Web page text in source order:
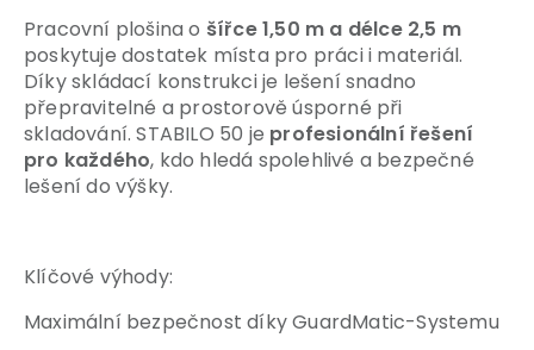
Pracovní plošina o šířce 1,50 m a délce 2,5 m
poskytuje dostatek místa pro práci i materiál.
Díky skládací konstrukci je lešení snadno
přepravitelné a prostorově úsporné při
skladování. STABILO 50 je profesionální řešení
pro každého, kdo hledá spolehlivé a bezpečné
lešení do výšky.
Klíčové výhody:
Maximální bezpečnost díky GuardMatic-Systemu